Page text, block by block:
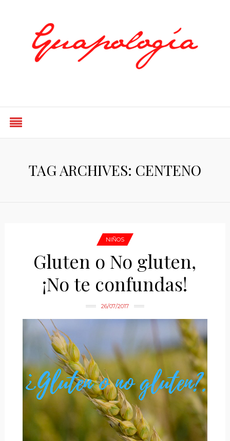
TAG ARCHIVES: CENTENO
NIÑOS
Gluten o No gluten,
¡No te confundas!
26/07/2017